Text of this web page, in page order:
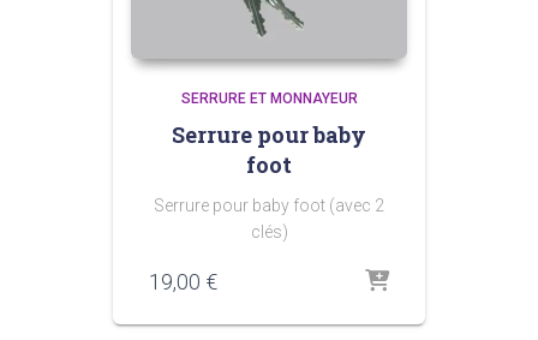
SERRURE ET MONNAYEUR
Serrure pour baby
foot
Serrure pour baby foot (avec 2
clés)
19,00 €